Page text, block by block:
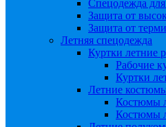
Спецодежда
Защита от
Защита от
Летняя спецодежда
Куртки летние
Рабочие
Куртки
Летние
Костюмы
Костюмы